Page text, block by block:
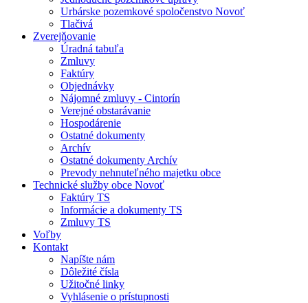
Urbárske pozemkové spoločenstvo Novoť
Tlačivá
Zverejňovanie
Úradná tabuľa
Zmluvy
Faktúry
Objednávky
Nájomné zmluvy - Cintorín
Verejné obstarávanie
Hospodárenie
Ostatné dokumenty
Archív
Ostatné dokumenty Archív
Prevody nehnuteľného majetku obce
Technické služby obce Novoť
Faktúry TS
Informácie a dokumenty TS
Zmluvy TS
Voľby
Kontakt
Napíšte nám
Dôležité čísla
Užitočné linky
Vyhlásenie o prístupnosti